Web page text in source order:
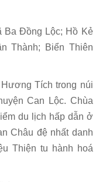
Ba Đồng Lộc; Hồ Kẻ
Thành; Biển Thiên
Tích trong núi
Can Lộc. Chùa
du lịch hấp dẫn ở
Châu đệ nhất danh
Thiện tu hành hoá